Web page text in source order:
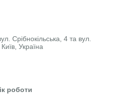
Срібнокільська, 4 та вул.
Україна
роботи